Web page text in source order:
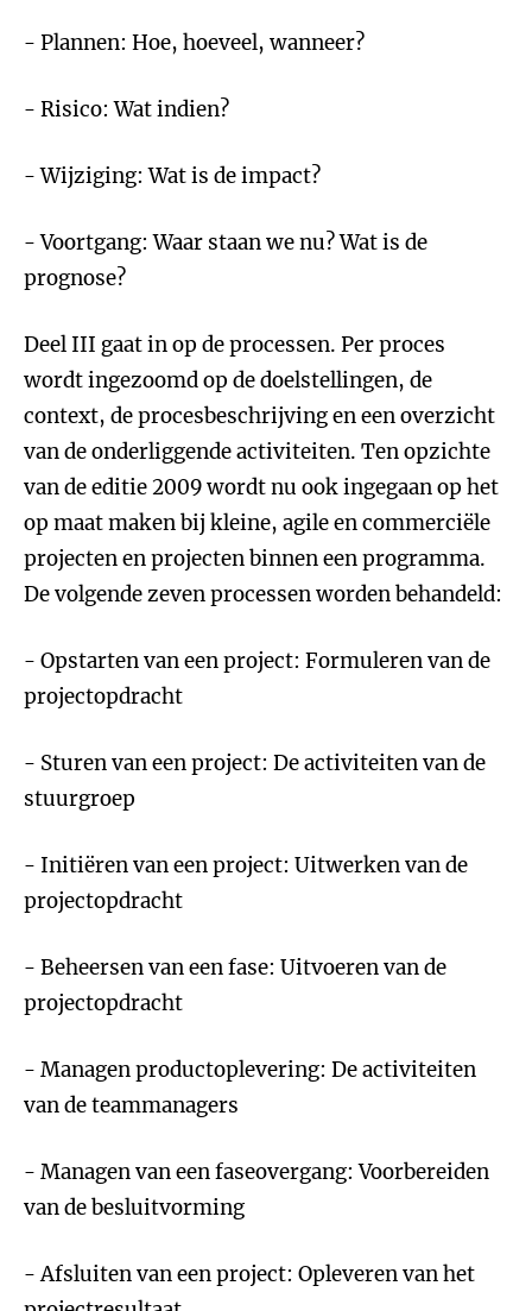
- Plannen: Hoe, hoeveel, wanneer?
- Risico: Wat indien?
- Wijziging: Wat is de impact?
- Voortgang: Waar staan we nu? Wat is de
prognose?
Deel III gaat in op de processen. Per proces
wordt ingezoomd op de doelstellingen, de
context, de procesbeschrijving en een overzicht
van de onderliggende activiteiten. Ten opzichte
van de editie 2009 wordt nu ook ingegaan op het
op maat maken bij kleine, agile en commerciële
projecten en projecten binnen een programma.
De volgende zeven processen worden behandeld:
- Opstarten van een project: Formuleren van de
projectopdracht
- Sturen van een project: De activiteiten van de
stuurgroep
- Initiëren van een project: Uitwerken van de
projectopdracht
- Beheersen van een fase: Uitvoeren van de
projectopdracht
- Managen productoplevering: De activiteiten
van de teammanagers
- Managen van een faseovergang: Voorbereiden
van de besluitvorming
- Afsluiten van een project: Opleveren van het